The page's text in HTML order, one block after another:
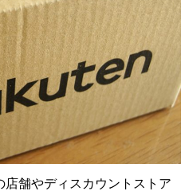
舗やディスカウントストア